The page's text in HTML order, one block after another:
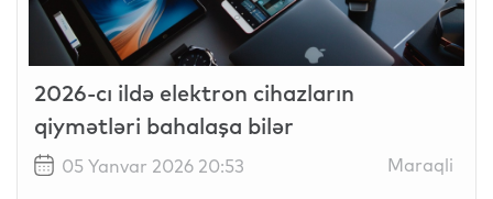
2026-cı ildə elektron cihazların
qiymətləri bahalaşa bilər
05 Yanvar 2026 20:53 Maraqli